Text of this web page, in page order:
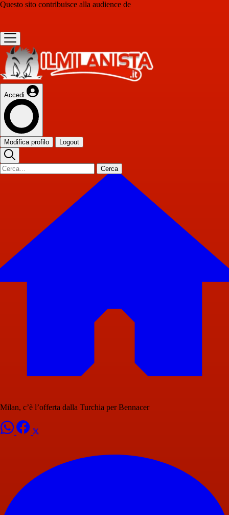
Questo sito contribuisce alla audience de
Accedi
Modifica profilo Logout
Cerca
Milan, c’è l’offerta dalla Turchia per Bennacer